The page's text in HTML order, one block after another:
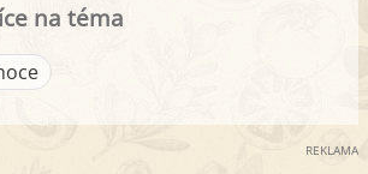
na téma
REKLAMA